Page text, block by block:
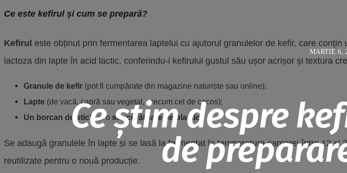
MARTIE 6,
Ce știm despre
de
Ce este kefirul și cum se prepară?
Kefirul este obținut prin fermentarea laptelui cu ajutorul granulelor de kefir, care
lactoza din lapte în acid lactic, conferindu-i kefirului gustul său ușor acrișor și textura
Granule de kefir (pot fi cumpărate din magazine naturiste sau online);
Lapte (de vacă, capră sau vegetal, precum cel de cocos);
Un borcan de sticlăși o strecurătoare de plastic
Se adaugă granulele în lapte și se lasă la fermentat la temperatura camerei între 12
reutilizate pentru o nouă producție.